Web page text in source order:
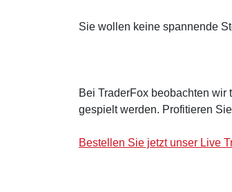
Sie wollen keine spannende
Bei TraderFox beobachten
gespielt werden. Profitieren
Bestellen Sie jetzt unser Live